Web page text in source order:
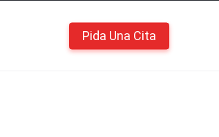
Pida Una Cita